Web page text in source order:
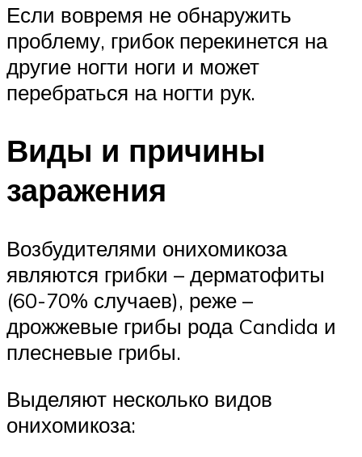
Если вовремя не обнаружить
проблему, грибок перекинется на
другие ногти ноги и может
перебраться на ногти рук.
Виды и причины
заражения
Возбудителями онихомикоза
являются грибки – дерматофиты
(60-70% случаев), реже –
дрожжевые грибы рода Candida и
плесневые грибы.
Выделяют несколько видов
онихомикоза: